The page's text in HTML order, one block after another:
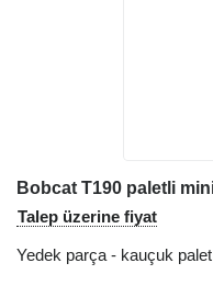
Talep üzerine fiyat
Yedek parça - kauçuk palet